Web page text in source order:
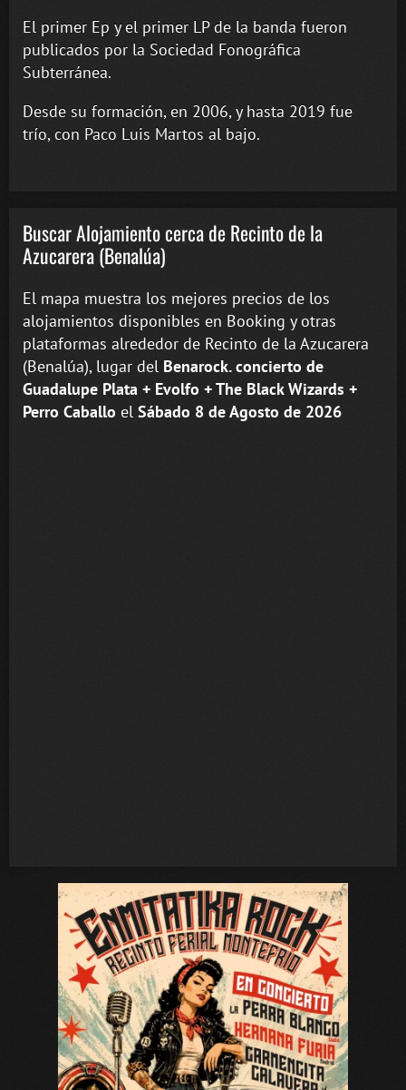
El primer Ep y el primer LP de la banda fueron
publicados por la Sociedad Fonográfica
Subterránea.
Desde su formación, en 2006, y hasta 2019 fue
trío, con Paco Luis Martos al bajo.
Buscar Alojamiento cerca de Recinto de la
Azucarera (Benalúa)
El mapa muestra los mejores precios de los
alojamientos disponibles en Booking y otras
plataformas alrededor de Recinto de la Azucarera
(Benalúa), lugar del Benarock. concierto de
Guadalupe Plata + Evolfo + The Black Wizards +
Perro Caballo el Sábado 8 de Agosto de 2026